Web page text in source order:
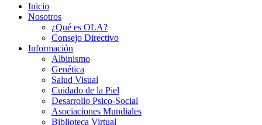
Inicio
Nosotros
¿Qué es OLA?
Consejo Directivo
Información
Albinismo
Genética
Salud Visual
Cuidado de la Piel
Desarrollo Psico-Social
Asociaciones Mundiales
Biblioteca Virtual